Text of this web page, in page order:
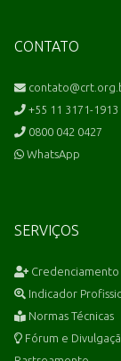
CONTATO
+55 11 3171-1913
0800 042 0427
WhatsApp
SERVIÇOS
Credenciamento
Indicador
Normas Técnicas
Fórum e